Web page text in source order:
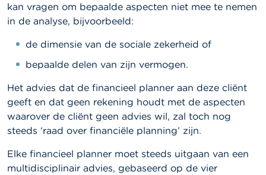
kan vragen om bepaalde aspecten niet mee te nemen
in de analyse, bijvoorbeeld:
de dimensie van de sociale zekerheid of
bepaalde delen van zijn vermogen.
Het advies dat de financieel planner aan deze cliënt
geeft en dat geen rekening houdt met de aspecten
waarover de cliënt geen advies wil, zal toch nog
steeds ‘raad over financiële planning’ zijn.
Elke financieel planner moet steeds uitgaan van een
multidisciplinair advies, gebaseerd op de vier